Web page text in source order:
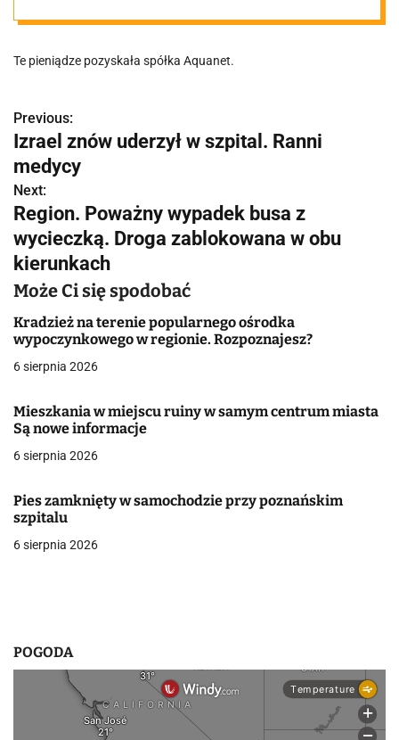
unijnych na
rozwój i
modernizację
poznańskich
wodociągów
Te pieniądze pozyskała spółka Aquanet.
N
a
w
i
g
a
c
j
w
p
i
s
Previous:
Izrael znów uderzył w szpital. Ranni
medycy
Next:
Region. Poważny wypadek busa z
wycieczką. Droga zablokowana w obu
kierunkach
Może Ci się spodobać
Kradzież na terenie popularnego ośrodka
wypoczynkowego w regionie. Rozpoznajesz?
6 sierpnia 2026
Mieszkania w miejscu ruiny w samym centrum miasta
Są nowe informacje
6 sierpnia 2026
Pies zamknięty w samochodzie przy poznańskim
szpitalu
6 sierpnia 2026
POGODA